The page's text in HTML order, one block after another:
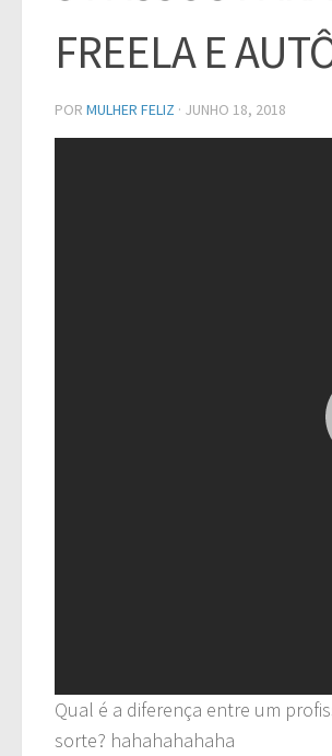
FREELA E
POR MULHER FELIZ · JUNHO 18, 2018
Qual é a diferença entre um
sorte? hahahahahaha